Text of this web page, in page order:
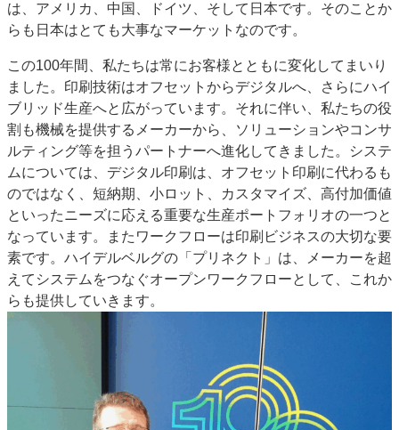
は、アメリカ、中国、ドイツ、そして日本です。そのことか
らも日本はとても大事なマーケットなのです。
この100年間、私たちは常にお客様とともに変化してまいり
ました。印刷技術はオフセットからデジタルへ、さらにハイ
ブリッド生産へと広がっています。それに伴い、私たちの役
割も機械を提供するメーカーから、ソリューションやコンサ
ルティング等を担うパートナーへ進化してきました。システ
ムについては、デジタル印刷は、オフセット印刷に代わるも
のではなく、短納期、小ロット、カスタマイズ、高付加価値
といったニーズに応える重要な生産ポートフォリオの一つと
なっています。またワークフローは印刷ビジネスの大切な要
素です。ハイデルベルグの「プリネクト」は、メーカーを超
えてシステムをつなぐオープンワークフローとして、これか
らも提供していきます。